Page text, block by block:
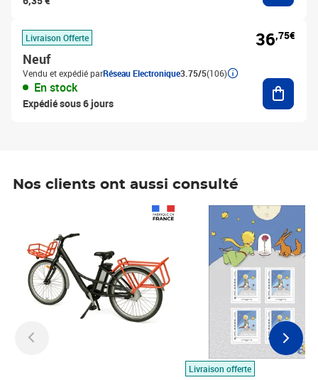
Livraison Offerte
Neuf
Vendu et expédié parRéseau Electronique3.75/5(106)
En stock
Expédié sous 6 jours
36,75€
Nos clients ont aussi consulté
Livraison offerte
Prix 7,50€